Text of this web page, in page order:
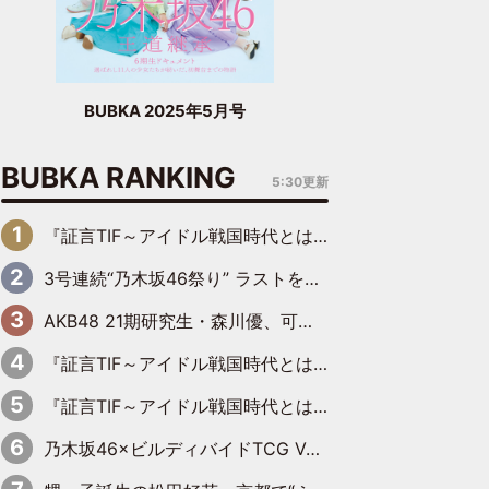
BUBKA 2025年5月号
BUBKA RANKING 5:30更新
『証言TIF～アイドル戦国時代とはなんだったのか～』第6回：でんぱ組.inc・古川未鈴×相沢梨紗「『ハロプロやりたかったな』って言ったら、夢眠ねむさんに『てめえはでんぱ組．incなんだよ！』って肩パンされて(笑)」
3号連続“乃木坂46祭り” ラストを飾るのは賀喜遥香…5年ぶりの登場に「5年分大人になった私を見ていただけたら」
AKB48 21期研究生・森川優、可愛さもある大人の女性に
『証言TIF～アイドル戦国時代とはなんだったのか～』第11回：私立恵比寿中学・真山りか×安本彩花「TIFで10年ぶりのキョンシーメイクをしたら、場を完全に引かせてしまって。時代が変わったんだなって」
『証言TIF～アイドル戦国時代とはなんだったのか～』第10回：さくら学院・武藤彩未×飯田らうら「正直、中3で辞めるというのを信じてなくて。そう言われてはいたけど、嘘でしょって」
乃木坂46×ビルディバイドTCG Vol.2公開 賀喜遥香＆田村真佑が『京まふ』ステージに登壇